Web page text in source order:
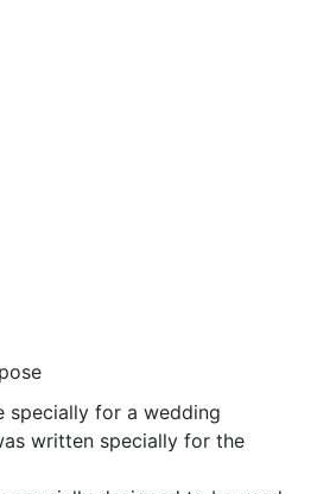
specially for a wedding
written specially for the